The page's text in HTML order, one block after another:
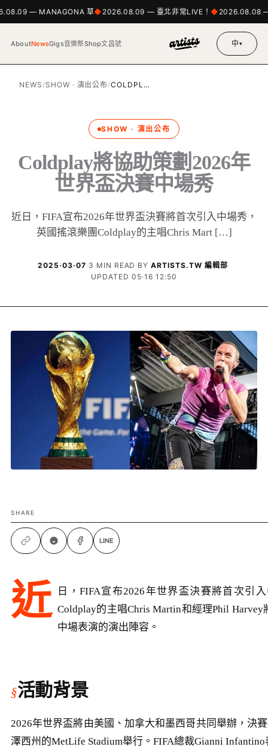
— MANAGONA 草 2026.08.09 — 臺北非常LIVE！ 2026.08.08 —
AboutNewsGigs音樂祭Shop文昌號 中▾
NEWS /SHOW · 演出公布/COLDPL…
SHOW · 演出公布
Coldplay將協助策劃2026年
世界盃決賽中場秀
近日，FIFA宣布2026年世界盃決賽將首次引入中場秀，
英國搖滾樂團Coldplay的主唱Chris Mart […]
2025·03·07· 3 MIN READ · BYARTISTS.TW 編輯部·
UPDATED 05·16 12:50
SHARE
LINE
近
日，FIFA宣布2026年世界盃決賽將首次引
Coldplay的主唱Chris Martin和經理Phil
中場表演的演出陣容。
活動背景
2026年世界盃將由美國、加拿大和墨西哥共同舉辦，決
澤西州的MetLife Stadium舉行。FIFA總裁Gianni